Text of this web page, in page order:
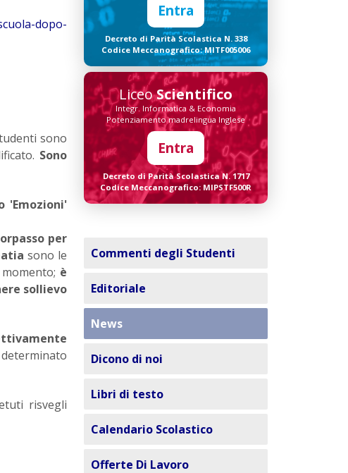
dopo-
sono
Sono
'Emozioni'
per
sono le
è
sollievo
risvegli
Entra
Decreto di Parità Scolastica N. 338
Codice Meccanografico: MITF005006
LiceoScientifico
Integr. Informatica & Economia
Potenziamento madrelingua Inglese
Entra
Decreto di Parità Scolastica N. 1717
Codice Meccanografico: MIPSTF500R
Commenti degli Studenti
Editoriale
News
Dicono di noi
Libri di testo
Calendario Scolastico
Offerte Di Lavoro